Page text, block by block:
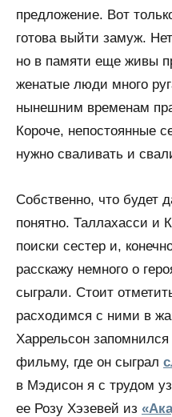
предложение. Вот
готова выйти замуж.
но в памяти еще живы
женатые люди много
нынешним временам
Короче, непостоянные
нужно сваливать и
Собственно, что будет
понятно. Таллахасси и
поиски сестер и,
расскажу немного о
сыграли. Стоит
расходимся с ними в
Харрельсон
фильму, где он сыграл
в Мэдисон я с трудом
ее Розу Хэзевей из